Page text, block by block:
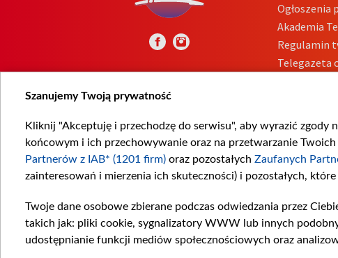
Ogłoszenia
Akademia
Regulamin
Telegazeta
Szanujemy Twoją prywatność
Kliknij "Akceptuję i przechodzę do serwisu", aby wyrazić
końcowym i ich przechowywanie oraz na przetwarzanie
Partnerów z IAB* (1201 firm) oraz pozostałych Zaufanych
zainteresowań i mierzenia ich skuteczności) i pozostałych,
Twoje dane osobowe zbierane podczas odwiedzania przez
takich jak: pliki cookie, sygnalizatory WWW lub innych
udostępnianie funkcji mediów społecznościowych oraz